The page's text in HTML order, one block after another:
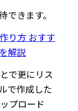
できます。
り方 おすす
解説
で更にリス
で作成した
プロード